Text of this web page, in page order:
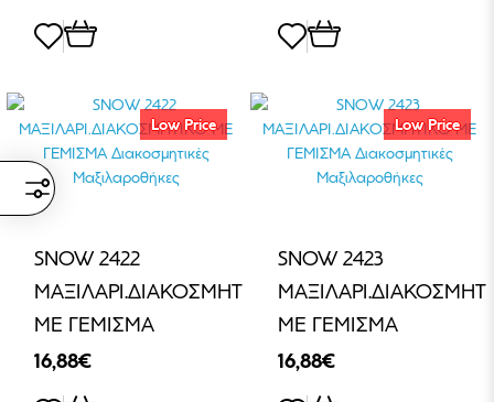
Low Price
SNOW 2422
ΜΑΞΙΛΑΡΙ.ΔΙΑΚΟΣΜΗΤΙΚΟ
ΜΕ ΓΕΜΙΣΜΑ
16,88€
Low Price
SNOW 2423
ΜΕ ΓΕΜΙΣΜΑ
16,88€